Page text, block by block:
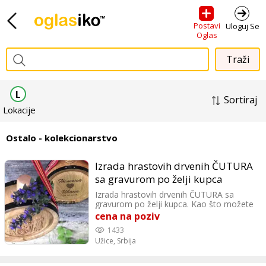
Postavi
Oglas
Uloguj Se
Sortiraj
L
Lokacije
Ostalo - kolekcionarstvo
Izrada hrastovih drvenih ČUTURA
sa gravurom po želji kupca
Izrada hrastovih drvenih ČUTURA sa
gravurom po želji kupca. Kao što možete
videti na našem instagram profilu
@drvenecuture radimo gravure imena,
prezimena, datume, ikone, motive po
vašoj želji…Grb Srbije radimo u duborezu,
cena na poziv
1433
Užice, Srbija